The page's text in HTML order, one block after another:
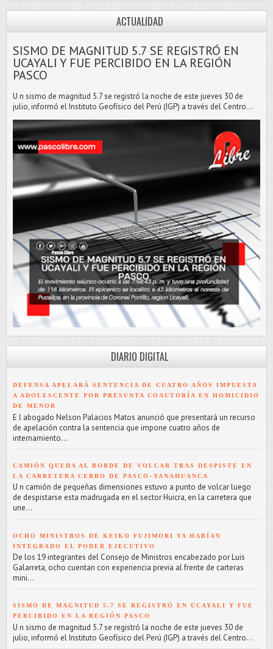
ACTUALIDAD
SISMO DE MAGNITUD 5.7 SE REGISTRÓ EN
UCAYALI Y FUE PERCIBIDO EN LA REGIÓN
PASCO
U n sismo de magnitud 5.7 se registró la noche de este jueves 30 de
julio, informó el Instituto Geofísico del Perú (IGP) a través del Centro...
DIARIO DIGITAL
DEFENSA APELARÁ SENTENCIA DE CUATRO AÑOS IMPUESTA
A ADOLESCENTE POR PRESUNTA COAUTORÍA EN HOMICIDIO
DE MENOR
E l abogado Nelson Palacios Matos anunció que presentará un recurso
de apelación contra la sentencia que impone cuatro años de
internamiento...
CAMIÓN QUEDA AL BORDE DE VOLCAR TRAS DESPISTE EN
LA CARRETERA CERRO DE PASCO–YANAHUANCA
U n camión de pequeñas dimensiones estuvo a punto de volcar luego
de despistarse esta madrugada en el sector Huicra, en la carretera que
une...
OCHO MINISTROS DE KEIKO FUJIMORI YA HABÍAN
INTEGRADO EL PODER EJECUTIVO
De los 19 integrantes del Consejo de Ministros encabezado por Luis
Galarreta, ocho cuentan con experiencia previa al frente de carteras
mini...
SISMO DE MAGNITUD 5.7 SE REGISTRÓ EN UCAYALI Y FUE
PERCIBIDO EN LA REGIÓN PASCO
U n sismo de magnitud 5.7 se registró la noche de este jueves 30 de
julio, informó el Instituto Geofísico del Perú (IGP) a través del Centro...